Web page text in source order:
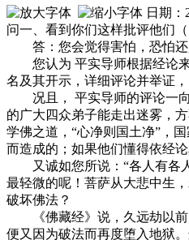
日期
问一、看到你们这样批评他们
答：您会觉得害怕，恐怕还
您认为 平实导师根据经论来
名及其开示，详细评论并举证
况且， 平实导师的评论一向
的广大四众弟子能走出迷雾，
学佛之道，“心净则国土净”，
而造成的；如果他们懂得依经
又诚如您所说：“各人有各人
最轻微的呢！菩萨从大悲中生
破坏佛法？
《佛藏经》说，久远劫以前
便又因为破法而再度堕入地狱